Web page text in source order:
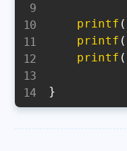
printf (
printf (
printf (
}